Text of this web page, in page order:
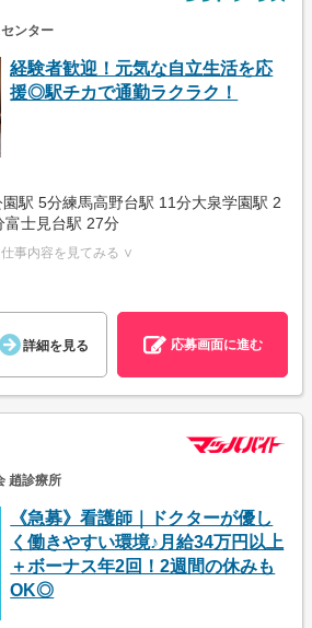
ンター
経験者歓迎！元気な自立生活を応
援◎駅チカで通勤ラクラク！
駅 5分練馬高野台駅 11分大泉学園駅 2
富士見台駅 27分
仕事内容を見てみる ∨
詳細を見る 応募画面に進む
趙診療所
《急募》看護師｜ドクターが優し
く働きやすい環境♪月給34万円以上
＋ボーナス年2回！2週間の休みも
OK◎